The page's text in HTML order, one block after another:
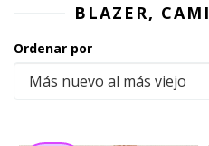
BLAZER,
Ordenar por